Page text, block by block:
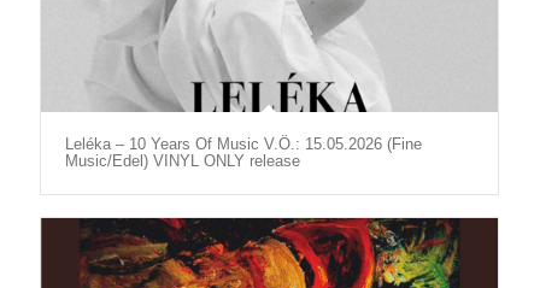
Leléka – 10 Years Of Music V.Ö.: 15.05.2026 (Fine
Music/Edel) VINYL ONLY release